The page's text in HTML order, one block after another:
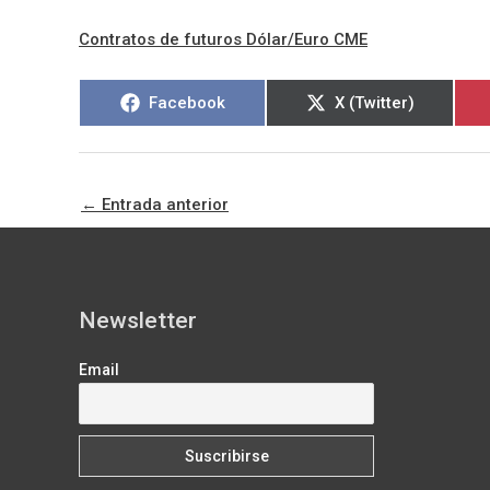
Contratos de futuros Dólar/Euro CME
Compartir
Facebook
Compartir
en
X (Twitter)
← Entrada anterior
Newsletter
Email